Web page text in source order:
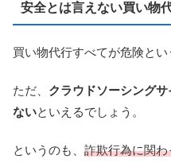
安全とは言えない買い物
買い物代行すべてが危険とい
ただ、 クラウドソーシング
ないといえるでしょう。
というのも、 詐欺行為に関